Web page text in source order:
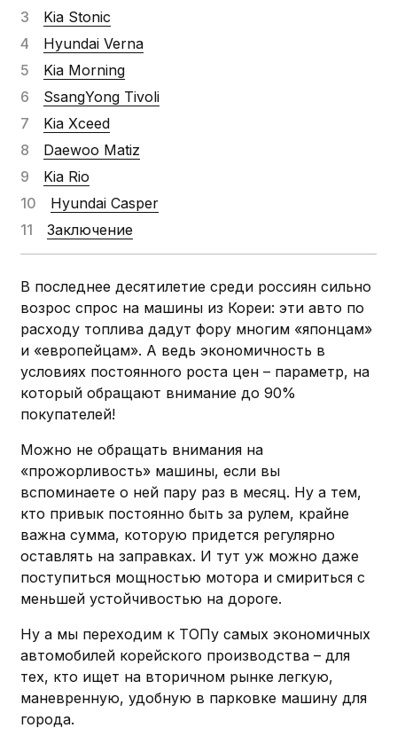
Kia Stonic
Hyundai Verna
Kia Morning
SsangYong Tivoli
Kia Xceed
Daewoo Matiz
Kia Rio
Hyundai Casper
Заключение
В последнее десятилетие среди россиян сильно
возрос спрос на машины из Кореи: эти авто по
расходу топлива дадут фору многим «японцам»
и «европейцам». А ведь экономичность в
условиях постоянного роста цен – параметр, на
который обращают внимание до 90%
покупателей!
Можно не обращать внимания на
«прожорливость» машины, если вы
вспоминаете о ней пару раз в месяц. Ну а тем,
кто привык постоянно быть за рулем, крайне
важна сумма, которую придется регулярно
оставлять на заправках. И тут уж можно даже
поступиться мощностью мотора и смириться с
меньшей устойчивостью на дороге.
Ну а мы переходим к ТОПу самых экономичных
автомобилей корейского производства – для
тех, кто ищет на вторичном рынке легкую,
маневренную, удобную в парковке машину для
города.